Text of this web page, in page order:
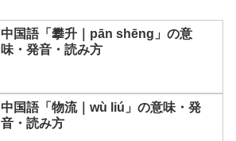
中国語「攀升｜pān shēng」の意
味・発音・読み方
中国語「物流｜wù liú」の意味・発
音・読み方